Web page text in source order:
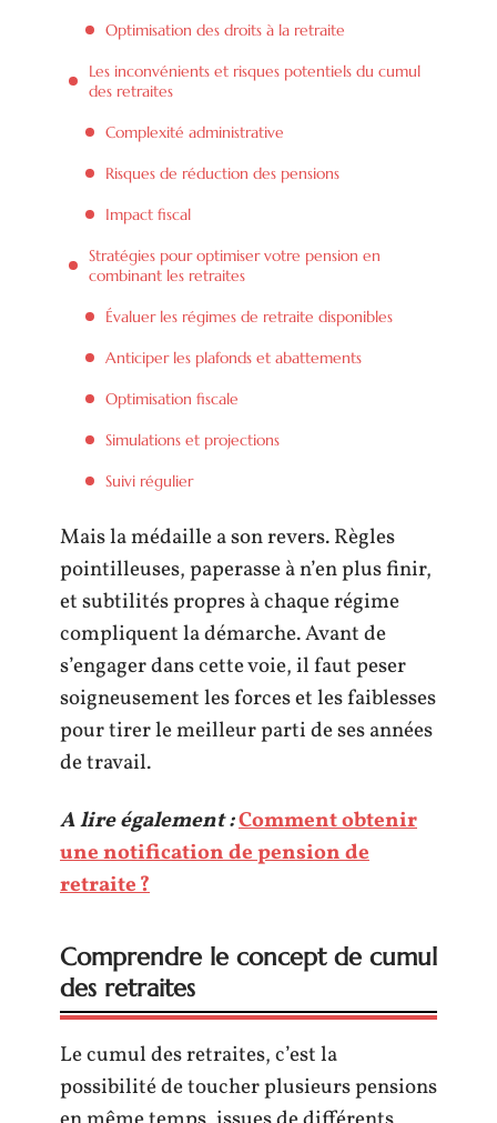
Optimisation des droits à la retraite
Les inconvénients et risques potentiels du cumul
des retraites
Complexité administrative
Risques de réduction des pensions
Impact fiscal
Stratégies pour optimiser votre pension en
combinant les retraites
Évaluer les régimes de retraite disponibles
Anticiper les plafonds et abattements
Optimisation fiscale
Simulations et projections
Suivi régulier
Mais la médaille a son revers. Règles
pointilleuses, paperasse à n’en plus finir,
et subtilités propres à chaque régime
compliquent la démarche. Avant de
s’engager dans cette voie, il faut peser
soigneusement les forces et les faiblesses
pour tirer le meilleur parti de ses années
de travail.
A lire également :Comment obtenir
une notification de pension de
retraite ?
Comprendre le concept de cumul
des retraites
Le cumul des retraites, c’est la
possibilité de toucher plusieurs pensions